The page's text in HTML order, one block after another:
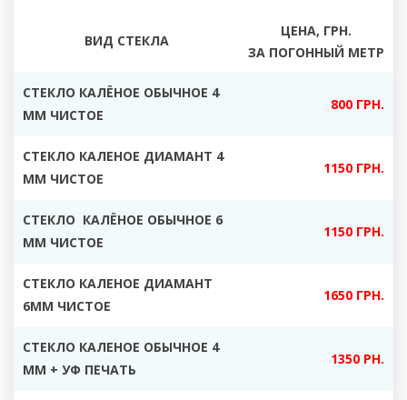
ВИД СТЕКЛА
ЦЕНА, ГРН.
ЗА ПОГОННЫЙ МЕТР
СТЕКЛО КАЛЁНОЕ ОБЫЧНОЕ 4
ММ ЧИСТОЕ
800 ГРН.
СТЕКЛО КАЛЕНОЕ ДИАМАНТ 4
ММ ЧИСТОЕ
1150 ГРН.
СТЕКЛО КАЛЁНОЕ ОБЫЧНОЕ 6
ММ ЧИСТОЕ
1150 ГРН.
СТЕКЛО КАЛЕНОЕ ДИАМАНТ
6ММ ЧИСТОЕ
1650 ГРН.
СТЕКЛО КАЛЕНОЕ ОБЫЧНОЕ 4
ММ + УФ ПЕЧАТЬ
1350 РН.